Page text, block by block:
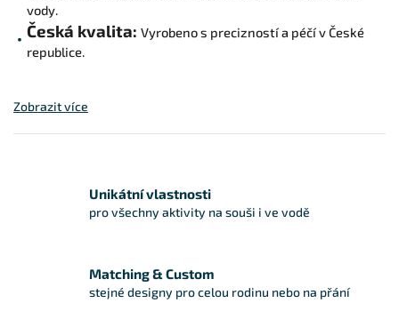
Unikátní vlastnosti
pro všechny aktivity na souši i ve vodě
Matching & Custom
stejné designy pro celou rodinu nebo na přání
vody.
Česká kvalita: Vyrobeno s precizností a péčí v České
republice.
Zobrazit více